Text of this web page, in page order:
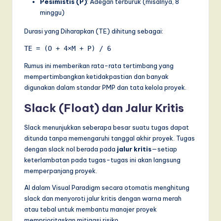
minggu)
Durasi yang Diharapkan (TE) dihitung sebagai:
TE = (O + 4×M + P) / 6
Rumus ini memberikan rata-rata tertimbang yang
mempertimbangkan ketidakpastian dan banyak
digunakan dalam standar PMP dan tata kelola proyek.
Slack (Float) dan Jalur Kritis
Slack menunjukkan seberapa besar suatu tugas dapat
ditunda tanpa memengaruhi tanggal akhir proyek. Tugas
dengan slack nol berada pada jalur kritis—setiap
keterlambatan pada tugas-tugas ini akan langsung
memperpanjang proyek.
AI dalam Visual Paradigm secara otomatis menghitung
slack dan menyoroti jalur kritis dengan warna merah
atau tebal untuk membantu manajer proyek